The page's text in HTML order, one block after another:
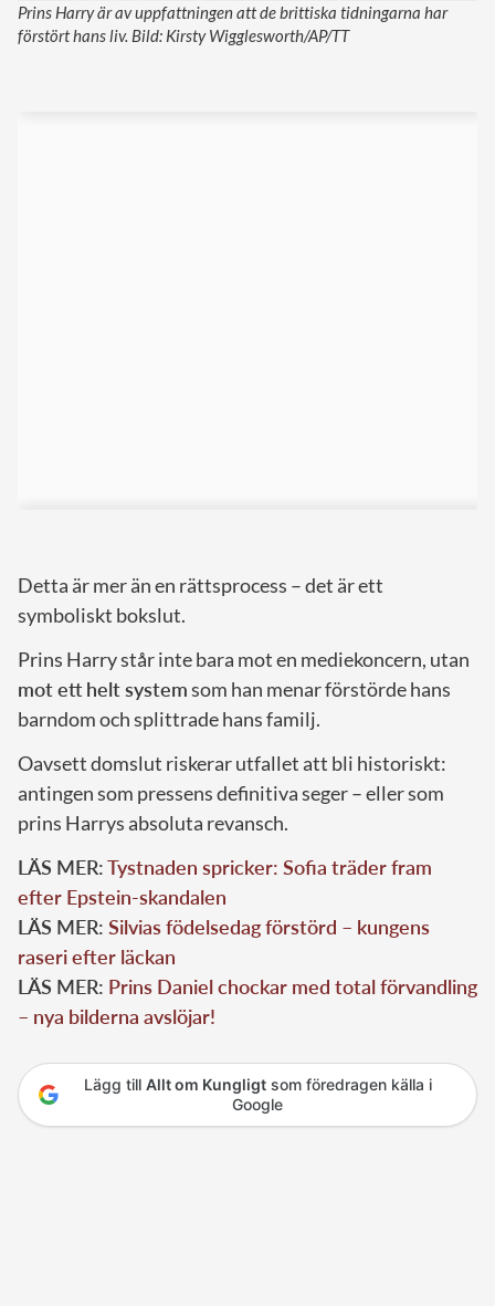
Prins Harry är av uppfattningen att de brittiska tidningarna har
förstört hans liv. Bild: Kirsty Wigglesworth/AP/TT
Detta är mer än en rättsprocess – det är ett
symboliskt bokslut.
Prins Harry står inte bara mot en mediekoncern, utan
mot ett helt systemsom han menar förstörde hans
barndom och splittrade hans familj.
Oavsett domslut riskerar utfallet att bli historiskt:
antingen som pressens definitiva seger – eller som
prins Harrys absoluta revansch.
LÄS MER:Tystnaden spricker: Sofia träder fram
efter Epstein-skandalen
LÄS MER: Silvias födelsedag förstörd – kungens
raseri efter läckan
LÄS MER: Prins Daniel chockar med total förvandling
– nya bilderna avslöjar!
Lägg till Allt om Kungligtsom föredragen källa i
Google